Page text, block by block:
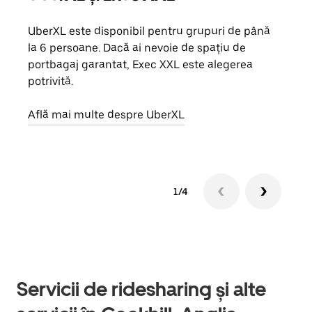
UberXL este disponibil pentru grupuri de până
la 6 persoane. Dacă ai nevoie de spațiu de
portbagaj garantat, Exec XXL este alegerea
potrivită.
Află mai multe despre UberXL
1/4
Servicii de ridesharing și alte